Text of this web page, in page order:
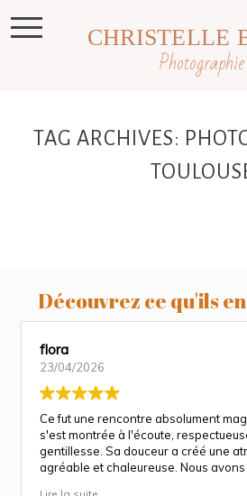
Photographie
CHRISTELLE
TAG ARCHIVES:
Découvrez ce qu'ils
flora
23/04/2026
Ce fut une rencontre absolument
s'est montrée à l'écoute,
gentillesse. Sa douceur a créé une
agréable et chaleureuse. Nous